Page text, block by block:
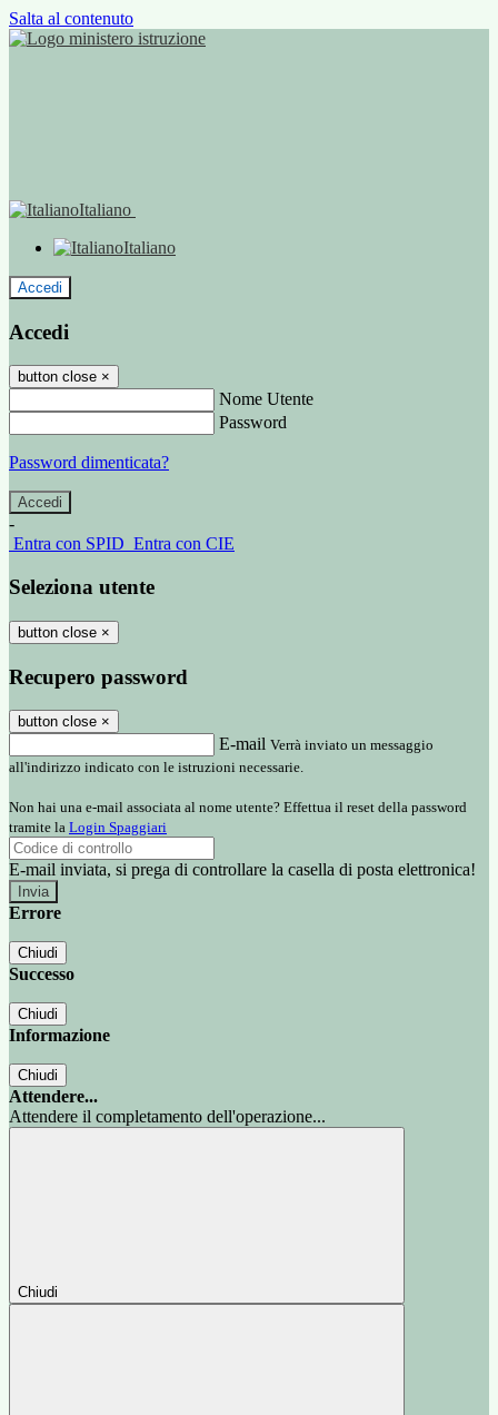
Salta al contenuto
Italiano
Italiano
Accedi
Accedi
button close ×
Nome Utente
Password
Password dimenticata?
-
Entra con SPID Entra con CIE
Seleziona utente
button close ×
Recupero password
button close ×
E-mail Verrà inviato un messaggio
all'indirizzo indicato con le istruzioni necessarie.
Non hai una e-mail associata al nome utente? Effettua il reset della password
tramite la Login Spaggiari
E-mail inviata, si prega di controllare la casella di posta elettronica!
Errore
Chiudi
Successo
Chiudi
Informazione
Chiudi
Attendere...
Attendere il completamento dell'operazione...
Chiudi